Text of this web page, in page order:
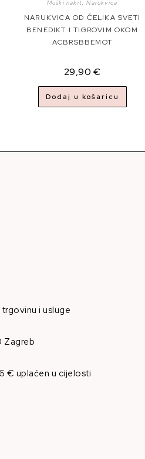
Muški nakit,Narukvica
NARUKVICA OD ČELIKA SVETI
BENEDIKT I TIGROVIM OKOM
ACBRSBBEMOT
29,90 €
Dodaj u košaricu
i usluge
Zagreb
€ uplaćen u cijelosti